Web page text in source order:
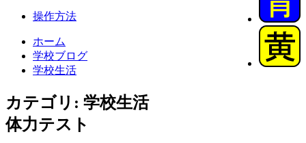
操作方法
ホーム
学校ブログ
学校生活
カテゴリ: 学校生活
体力テスト